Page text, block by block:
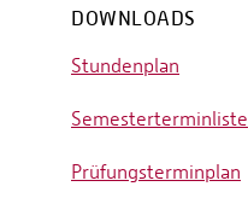
DOWNLOADS
Stundenplan
Semesterterminliste
Prüfungsterminplan